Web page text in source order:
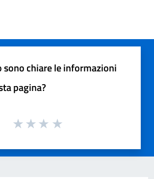
sono chiare le informazioni
pagina?